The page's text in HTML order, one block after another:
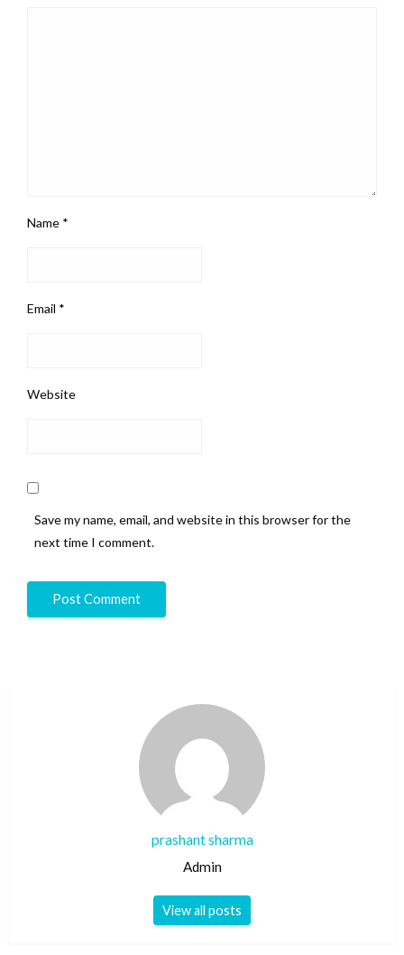
Name *
Email *
Website
Save my name, email, and website in this browser for the
next time I comment.
prashant sharma
Admin
View all posts